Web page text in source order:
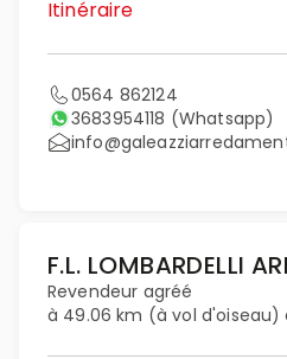
Itinéraire
0564 862124
3683954118 (Whatsapp)
F.L. LOMBARDELLI
Revendeur agréé
à 49.06 km (à vol d'oiseau)